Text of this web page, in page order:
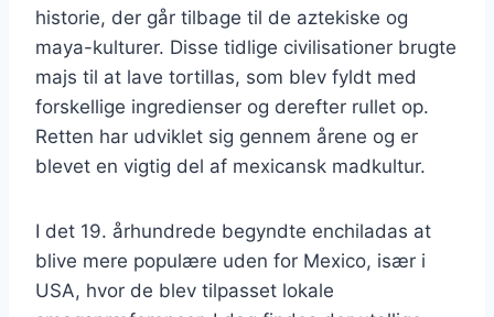
historie, der går tilbage til de aztekiske og
maya-kulturer. Disse tidlige civilisationer brugte
majs til at lave tortillas, som blev fyldt med
forskellige ingredienser og derefter rullet op.
Retten har udviklet sig gennem årene og er
blevet en vigtig del af mexicansk madkultur.
I det 19. århundrede begyndte enchiladas at
blive mere populære uden for Mexico, især i
USA, hvor de blev tilpasset lokale